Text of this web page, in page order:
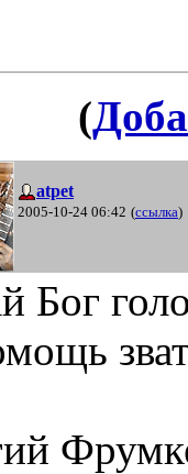
(
atpet
2005-10-24 06:42 (ссылка)
Бог